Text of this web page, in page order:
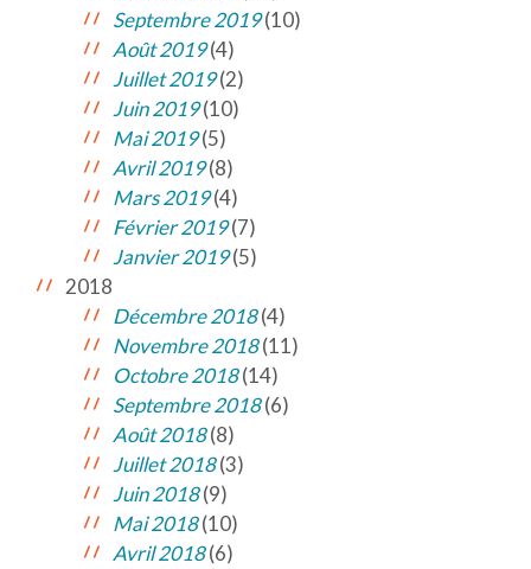
Septembre 2019(10)
Août 2019(4)
Juillet 2019(2)
Juin 2019(10)
Mai 2019(5)
Avril 2019(8)
Mars 2019(4)
Février 2019(7)
Janvier 2019(5)
2018
Décembre 2018(4)
Novembre 2018(11)
Octobre 2018(14)
Septembre 2018(6)
Août 2018(8)
Juillet 2018(3)
Juin 2018(9)
Mai 2018(10)
Avril 2018(6)